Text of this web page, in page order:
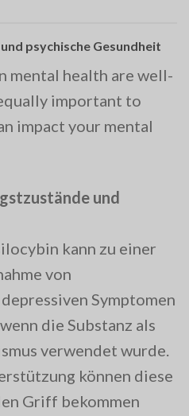
psychische Gesundheit
mental health are well-
important to
impact your mental
und
kann zu einer
von
Symptomen
die Substanz als
verwendet wurde.
können diese
Griff bekommen